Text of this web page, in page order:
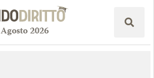
Agosto2026